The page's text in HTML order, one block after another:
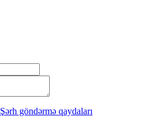
Şərh göndərmə qaydaları